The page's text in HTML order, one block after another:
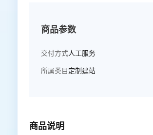
商品参数
交付方式人工服务
所属类目 定制建站
商品说明